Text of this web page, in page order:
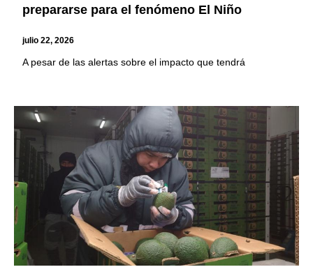
prepararse para el fenómeno El Niño
julio 22, 2026
A pesar de las alertas sobre el impacto que tendrá